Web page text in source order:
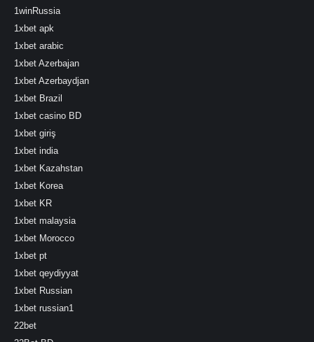
1winRussia
1xbet apk
1xbet arabic
1xbet Azerbajan
1xbet Azerbaydjan
1xbet Brazil
1xbet casino BD
1xbet giriş
1xbet india
1xbet Kazahstan
1xbet Korea
1xbet KR
1xbet malaysia
1xbet Morocco
1xbet pt
1xbet qeydiyyat
1xbet Russian
1xbet russian1
22bet